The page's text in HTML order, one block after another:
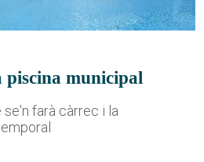
piscina municipal
farà càrrec i la